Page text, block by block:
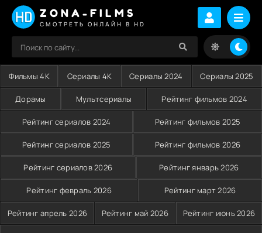
ZONA-FILMS
СМОТРЕТЬ ОНЛАЙН В HD
Фильмы 4K Сериалы 4K Сериалы 2024 Сериалы 2025
Дорамы Мультсериалы Рейтинг фильмов 2024
Рейтинг сериалов 2024 Рейтинг фильмов 2025
Рейтинг сериалов 2025 Рейтинг фильмов 2026
Рейтинг сериалов 2026 Рейтинг январь 2026
Рейтинг февраль 2026 Рейтинг март 2026
Рейтинг апрель 2026 Рейтинг май 2026 Рейтинг июнь 2026